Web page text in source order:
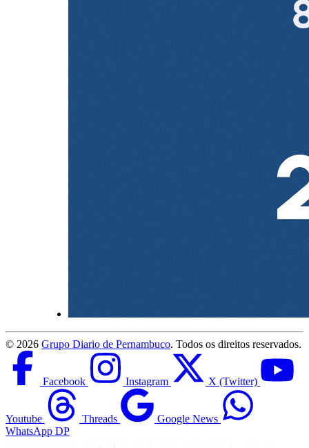
© 2026 Grupo Diario de Pernambuco. Todos os direitos reservados.
Facebook Instagram X (Twitter)
Youtube Threads
Google News
WhatsApp DP